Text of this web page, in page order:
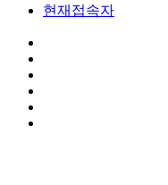
현재접속자